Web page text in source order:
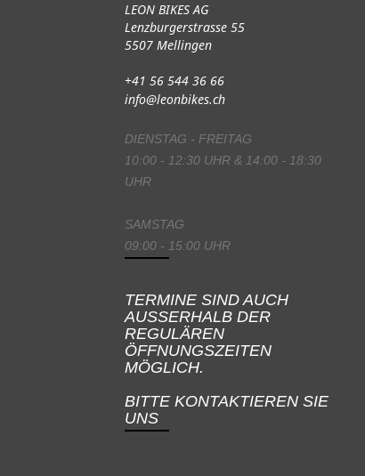
LEON BIKES AG
Lenzburgerstrasse 55
5507 Mellingen
+41 56 544 36 66
info@leonbikes.ch
DIENSTAG - FREITAG
10:00 - 12:30 UHR & 14:00 - 18:30
UHR
SAMSTAG
09:00 - 15:00 UHR
TERMINE SIND AUCH
AUSSERHALB DER
REGULÄREN
ÖFFNUNGSZEITEN
MÖGLICH.
BITTE KONTAKTIEREN SIE
UNS